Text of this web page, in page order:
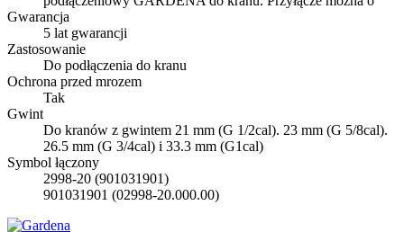
Gwarancja
5 lat gwarancji
Zastosowanie
Do podłączenia do kranu
Ochrona przed mrozem
Tak
Gwint
Do kranów z gwintem 21 mm (G 1/2cal). 23 mm (G 5/8cal).
26.5 mm (G 3/4cal) i 33.3 mm (G1cal)
Symbol łączony
2998-20 (901031901)
901031901 (02998-20.000.00)